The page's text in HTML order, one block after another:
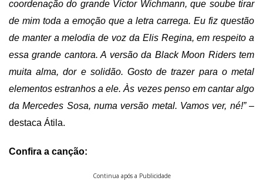
coordenação do grande Victor Wichmann, que soube tirar
de mim toda a emoção que a letra carrega. Eu fiz questão
de manter a melodia de voz da Elis Regina, em respeito a
essa grande cantora. A versão da Black Moon Riders tem
muita alma, dor e solidão. Gosto de trazer para o metal
elementos estranhos a ele. Às vezes penso em cantar algo
da Mercedes Sosa, numa versão metal. Vamos ver, né!” –
destaca Átila.
Confira a canção:
Continua após a Publicidade